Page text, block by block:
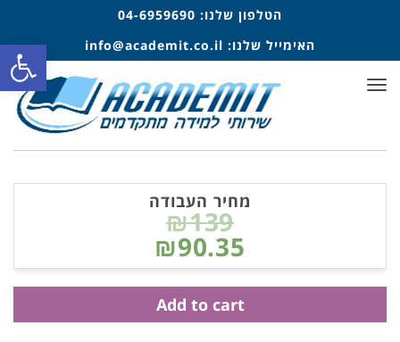
הטלפון שלנו: 04-6959690
האימייל שלנו: info@academit.co.il
תפריט
מחיר העבודה
₪139
₪90.35
Add to cart
פתח